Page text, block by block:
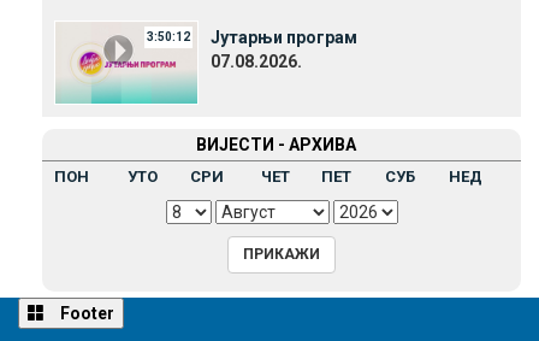
3:50:12
Јутарњи програм
07.08.2026.
ВИЈЕСТИ - АРХИВА
ПОН УТО СРИ ЧЕТ ПЕТ СУБ НЕД
Footer